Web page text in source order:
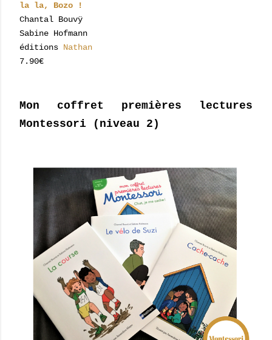
la la, Bozo !
Chantal Bouvÿ
Sabine Hofmann
éditions Nathan
7.90€
Mon coffret premières lectures
Montessori (niveau 2)